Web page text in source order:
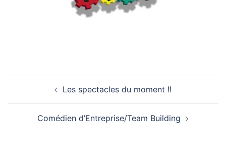
Les spectacles du moment !!
Comédien d’Entreprise/Team Building